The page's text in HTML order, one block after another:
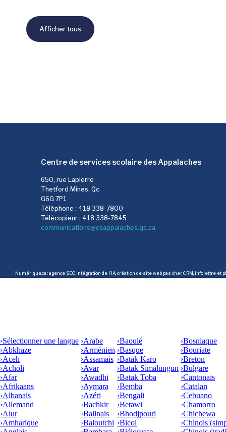
Afficher tous
Centre de services scolaire des Appalaches
650, rue Lapierre
Thetford Mines, Qc
G6G 7P1
Téléphone : 418 338-7800
Télécopieur : 418 338-7845
communications@csappalaches.qc.ca
Numérique.ca : agence SEO, intégration de l'IA création de site web pas cher, CRM infolettre et